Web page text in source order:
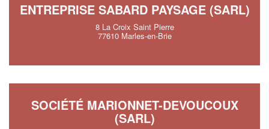
ENTREPRISE SABARD PAYSAGE (SARL)
8 La Croix Saint Pierre
77610 Marles-en-Brie
SOCIÉTÉ MARIONNET-DEVOUCOUX
(SARL)